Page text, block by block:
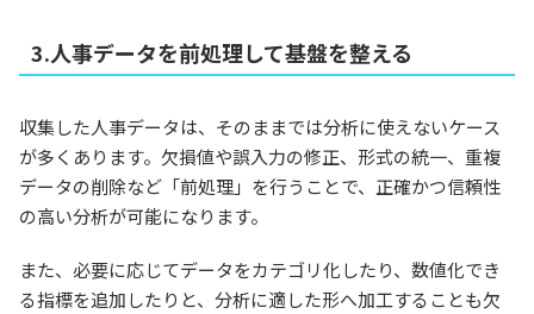
3.人事データを前処理して基盤を整える
収集した人事データは、そのままでは分析に使えないケース
が多くあります。欠損値や誤入力の修正、形式の統一、重複
データの削除など「前処理」を行うことで、正確かつ信頼性
の高い分析が可能になります。
また、必要に応じてデータをカテゴリ化したり、数値化でき
る指標を追加したりと、分析に適した形へ加工することも欠